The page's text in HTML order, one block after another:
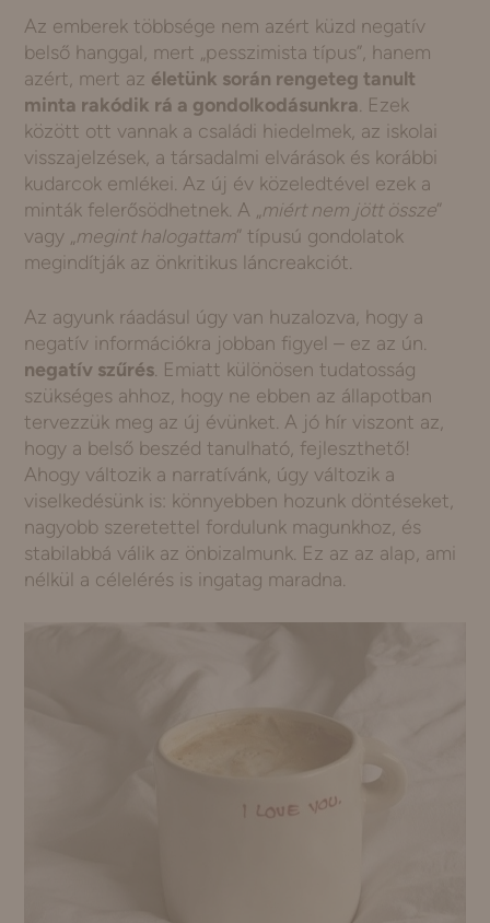
Az emberek többsége nem azért küzd negatív
belső hanggal, mert „pesszimista típus”, hanem
azért, mert az életünk során rengeteg tanult
minta rakódik rá a gondolkodásunkra . Ezek
között ott vannak a családi hiedelmek, az iskolai
visszajelzések, a társadalmi elvárások és korábbi
kudarcok emlékei. Az új év közeledtével ezek a
minták felerősödhetnek. A „ miért nem jött össze”
vagy „ megint halogattam” típusú gondolatok
megindítják az önkritikus láncreakciót.
Az agyunk ráadásul úgy van huzalozva, hogy a
negatív információkra jobban figyel – ez az ún.
negatív szűrés. Emiatt különösen tudatosság
szükséges ahhoz, hogy ne ebben az állapotban
tervezzük meg az új évünket. A jó hír viszont az,
hogy a belső beszéd tanulható, fejleszthető!
Ahogy változik a narratívánk, úgy változik a
viselkedésünk is: könnyebben hozunk döntéseket,
nagyobb szeretettel fordulunk magunkhoz, és
stabilabbá válik az önbizalmunk. Ez az az alap, ami
nélkül a célelérés is ingatag maradna.